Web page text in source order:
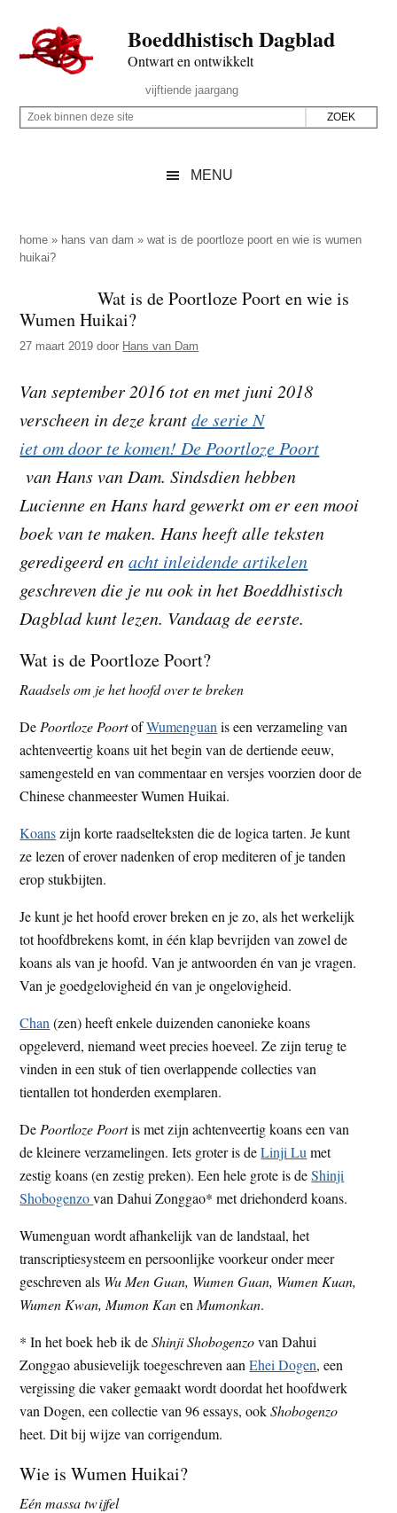
naar
de
inhoud
secondary
naar
de
sidebar
naar
de
Boeddhistisch Dagblad
Ontwart en ontwikkelt
Rechts
vijftiende jaargang
Z
p
d
z
e
i
t
e
Z
i
n
n
d
z
e
s
i
e
MENU
home » hans van dam »wat is de poortloze poort en wie is wumen
huikai?
Wat is de Poortloze Poort en wie is
Wumen Huikai?
27 maart 2019 door Hans van Dam
Van september 2016 tot en met juni 2018
verscheen in deze krantde serie N
iet om door te komen! De Poortloze Poort
van Hans van Dam. Sindsdien hebben
Lucienne en Hans hard gewerkt om er een mooi
boek van te maken. Hans heeft alle teksten
geredigeerd enacht inleidende artikelen
geschreven die je nu ook in het Boeddhistisch
Dagblad kunt lezen. Vandaag de eerste.
Wat is de Poortloze Poort?
Raadsels om je het hoofd over te breken
De Poortloze PoortofWumenguan is een verzameling van
achten­veertig koans uit het begin van de dertiende eeuw,
samengesteld en van commentaar en versjes voorzien door de
Chinese chanmeester Wumen Huikai.
Koanszijn korte raadselteksten die de logica tarten. Je kunt
ze lezen of erover nadenken of erop mediteren of je tanden
erop stukbijten.
Je kunt je het hoofd erover breken en je zo, als het werkelijk
tot hoofd­brekens komt, in één klap bevrijden van zowel de
koans als van je hoofd. Van je antwoorden én van je vragen.
Van je goedgelovigheid én van je ongelovigheid.
Chan (zen) heeft enkele duizenden canonieke koans
opgeleverd, nie­mand weet precies hoeveel. Ze zijn terug te
vinden in een stuk of tien overlappende collecties van
tientallen tot honderden exemplaren.
De Poortloze Poortis met zijn achtenveertig koans een van
de kleinere verzamelingen. Iets groter is deLinji Lu met
zestig koans (en zestig preken). Een hele grote is deShinji
Shobogenzovan Dahui Zonggao* met driehonderd koans.
Wumenguan wordt afhankelijk van de landstaal, het
transcriptiesys­teem en persoonlijke voorkeur onder meer
geschreven als Wu Men Guan, Wumen Guan, Wumen Kuan,
Wumen Kwan, Mumon Kanen Mumonkan.
* In het boek heb ik deShinji Shobogenzovan Dahui
Zonggao abusievelijk toegeschreven aanEhei Dogen, een
vergissing die vaker gemaakt wordt doordat het hoofdwerk
van Dogen, een collectie van 96 essays, ookShobogenzo
heet. Dit bij wijze van corrigendum.
Wie is Wumen Huikai?
Eén massa twijfel